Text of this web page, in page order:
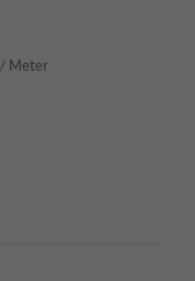
/ Meter